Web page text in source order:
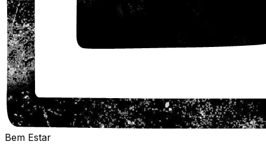
Bem Estar